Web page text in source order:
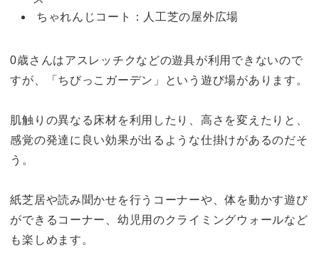
ちゃれんじコート：人工芝の屋外広場
0歳さんはアスレッチクなどの遊具が利用できないので
すが、「ちびっこガーデン」という遊び場があります。
肌触りの異なる床材を利用したり、高さを変えたりと、
感覚の発達に良い効果が出るような仕掛けがあるのだそ
う。
紙芝居や読み聞かせを行うコーナーや、体を動かす遊び
ができるコーナー、幼児用のクライミングウォールなど
も楽しめます。